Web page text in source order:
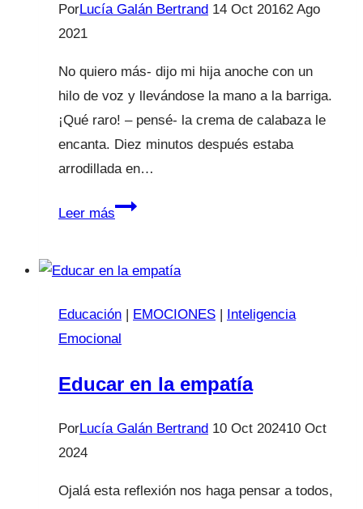
PorLucía Galán Bertrand 14 Oct 20162 Ago
2021
No quiero más- dijo mi hija anoche con un
hilo de voz y llevándose la mano a la barriga.
¡Qué raro! – pensé- la crema de calabaza le
encanta. Diez minutos después estaba
arrodillada en…
Leer másReflexiones
noche
vela
Educación | EMOCIONES | Inteligencia
Emocional
Educar en la empatía
PorLucía Galán Bertrand 10 Oct 202410 Oct
2024
Ojalá esta reflexión nos haga pensar a todos,